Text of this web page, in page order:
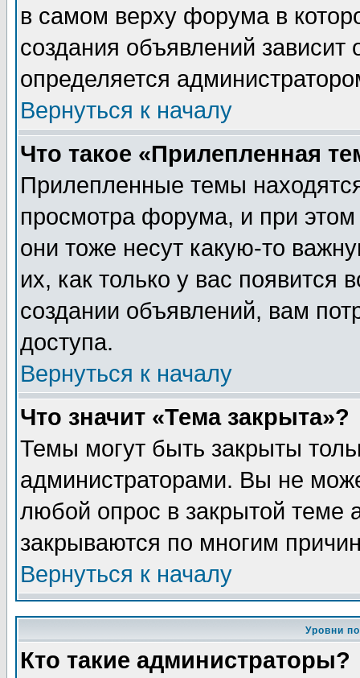
в самом верху форума в
создания объявлений зависит
определяется
Вернуться к началу
Что такое «Прилепленная
Прилепленные темы
просмотра форума, и при
они тоже несут какую-то
их, как только у вас появится
создании объявлений, вам
доступа.
Вернуться к началу
Что значит «Тема закрыта»?
Темы могут быть закрыты
администраторами. Вы не
любой опрос в закрытой теме
закрываются по многим
Вернуться к началу
Уровни
Кто такие администраторы?